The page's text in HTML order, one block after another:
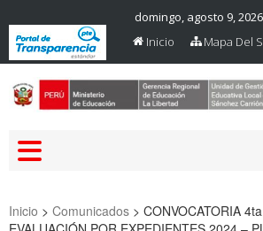
domingo, agosto 9, 2026
Inicio
Mapa Del
Inicio > Comunicados > CONVOCATORIA